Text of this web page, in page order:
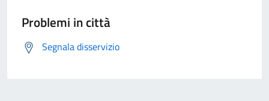
Problemi in città
Segnala disservizio